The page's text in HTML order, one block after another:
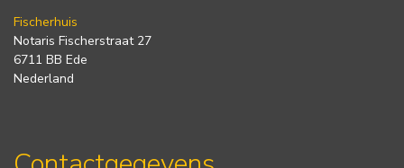
Fischerhuis
Notaris Fischerstraat 27
6711 BB Ede
Nederland